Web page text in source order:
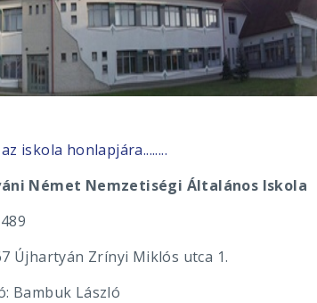
iskola honlapjára........
Német Nemzetiségi Általános Iskola
Újhartyán Zrínyi Miklós utca 1.
Bambuk László